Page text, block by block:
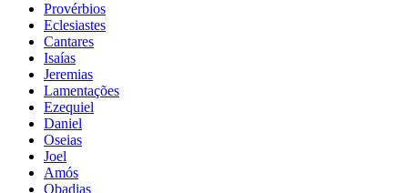
Provérbios
Eclesiastes
Cantares
Isaías
Jeremias
Lamentações
Ezequiel
Daniel
Oseias
Joel
Amós
Obadias